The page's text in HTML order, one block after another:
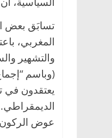
تسابَق بعض
المغربي،
والتشهير
(وباسم
يعتقدون في
عوض